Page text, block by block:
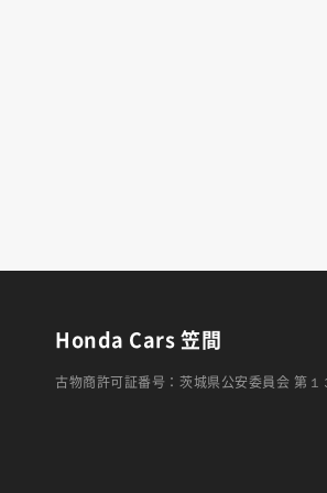
Honda Cars 笠間
古物商許可証番号：茨城県公安委員会 第１